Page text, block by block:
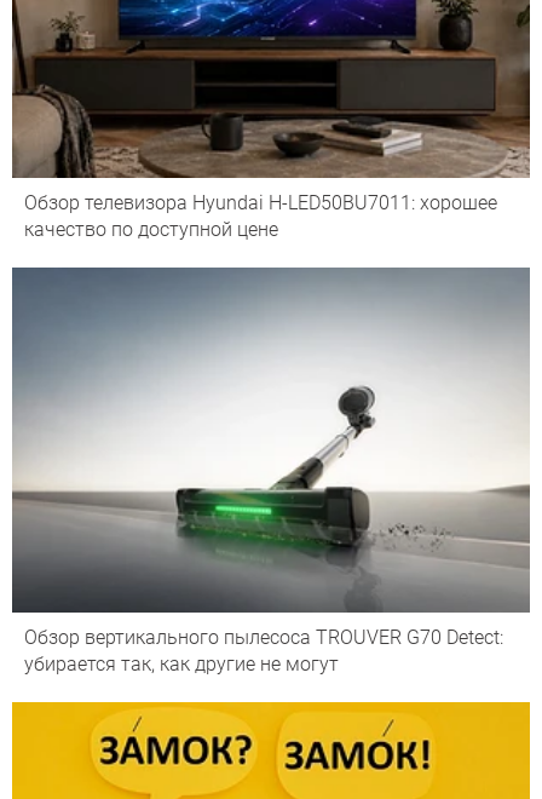
Обзор телевизора Hyundai H-LED50BU7011: хорошее
качество по доступной цене
Обзор вертикального пылесоса TROUVER G70 Detect:
убирается так, как другие не могут